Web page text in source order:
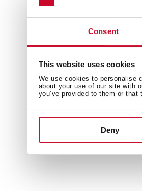
Consent
This website uses cookies
We use cookies to personalise
about your use of our site with
you’ve provided to them or that
Deny